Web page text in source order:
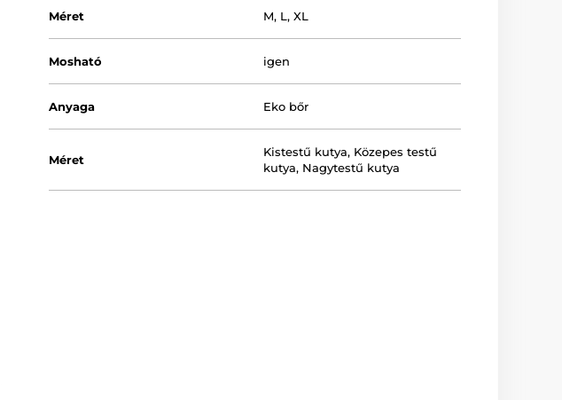
Méret M, L,XL
Mosható igen
Anyaga Eko bőr
Méret
Kistestű kutya, Közepes testű
kutya, Nagytestű kutya